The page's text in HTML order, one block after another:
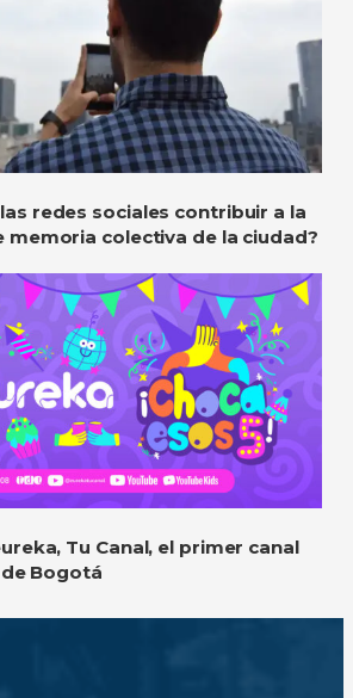
redes sociales contribuir a la
memoria colectiva de la ciudad?
Tu Canal, el primer canal
Bogotá